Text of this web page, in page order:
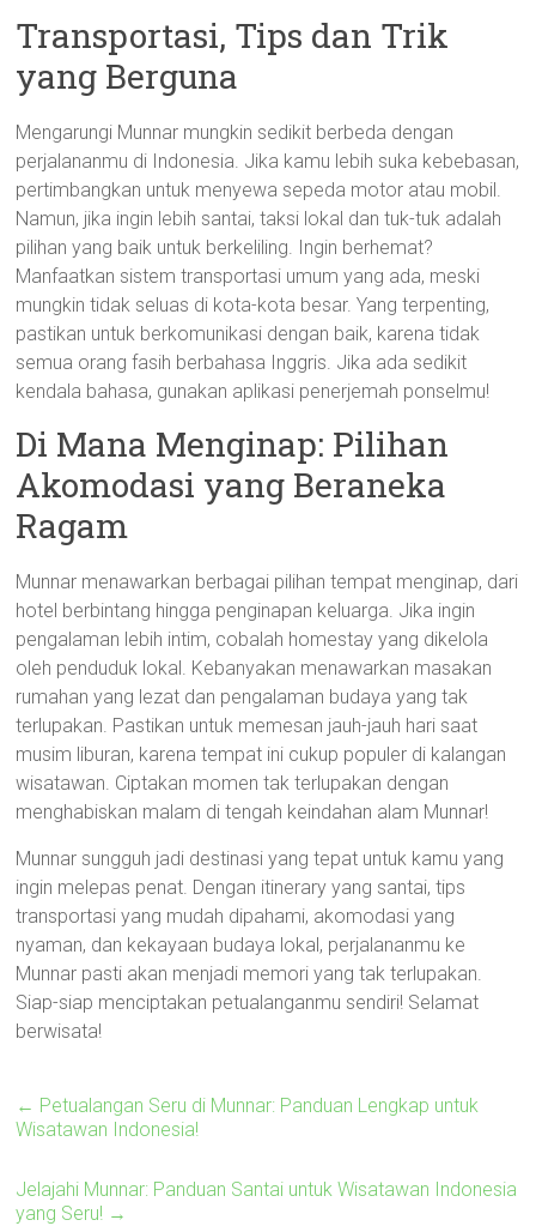
Transportasi, Tips dan Trik
yang Berguna
Mengarungi Munnar mungkin sedikit berbeda dengan
perjalananmu di Indonesia. Jika kamu lebih suka kebebasan,
pertimbangkan untuk menyewa sepeda motor atau mobil.
Namun, jika ingin lebih santai, taksi lokal dan tuk-tuk adalah
pilihan yang baik untuk berkeliling. Ingin berhemat?
Manfaatkan sistem transportasi umum yang ada, meski
mungkin tidak seluas di kota-kota besar. Yang terpenting,
pastikan untuk berkomunikasi dengan baik, karena tidak
semua orang fasih berbahasa Inggris. Jika ada sedikit
kendala bahasa, gunakan aplikasi penerjemah ponselmu!
Di Mana Menginap: Pilihan
Akomodasi yang Beraneka
Ragam
Munnar menawarkan berbagai pilihan tempat menginap, dari
hotel berbintang hingga penginapan keluarga. Jika ingin
pengalaman lebih intim, cobalah homestay yang dikelola
oleh penduduk lokal. Kebanyakan menawarkan masakan
rumahan yang lezat dan pengalaman budaya yang tak
terlupakan. Pastikan untuk memesan jauh-jauh hari saat
musim liburan, karena tempat ini cukup populer di kalangan
wisatawan. Ciptakan momen tak terlupakan dengan
menghabiskan malam di tengah keindahan alam Munnar!
Munnar sungguh jadi destinasi yang tepat untuk kamu yang
ingin melepas penat. Dengan itinerary yang santai, tips
transportasi yang mudah dipahami, akomodasi yang
nyaman, dan kekayaan budaya lokal, perjalananmu ke
Munnar pasti akan menjadi memori yang tak terlupakan.
Siap-siap menciptakan petualanganmu sendiri! Selamat
berwisata!
← Petualangan Seru di Munnar: Panduan Lengkap untuk
Wisatawan Indonesia!
Jelajahi Munnar: Panduan Santai untuk Wisatawan Indonesia
yang Seru! →